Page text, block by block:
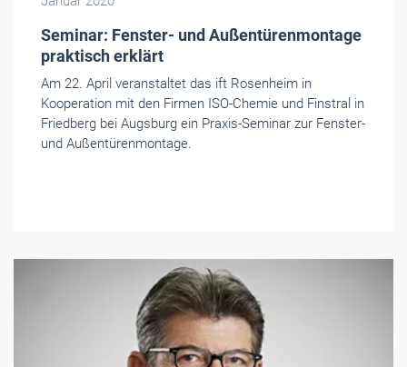
Seminar: Fenster- und Außentürenmontage
praktisch erklärt
Am 22. April veranstaltet das ift Rosenheim in
Kooperation mit den Firmen ISO-Chemie und Finstral in
Friedberg bei Augsburg ein Praxis-Seminar zur Fenster-
und Außentürenmontage.